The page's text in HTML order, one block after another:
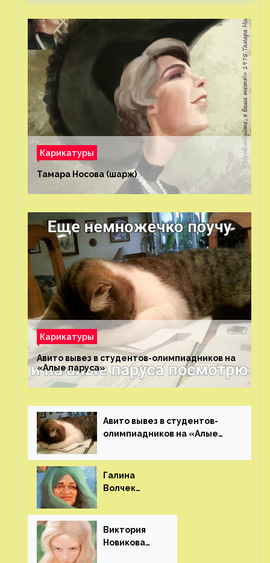
Карикатуры
Тамара Носова (шарж)⁠⁠
Карикатуры
Авито вывез в студентов-олимпиадников на
«Алые паруса»⁠⁠
Авито вывез в студентов-
олимпиадников на «Алые
Галина
Волчек
Виктория
Новикова